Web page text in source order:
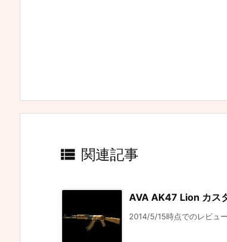
 関連記事
AVA AK47 Lion カス
2014/5/15時点でのレビュ